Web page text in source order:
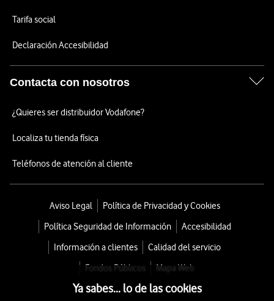
Tarifa social
Declaración Accesibilidad
Contacta con nosotros
¿Quieres ser distribuidor Vodafone?
Localiza tu tienda física
Teléfonos de atención al cliente
Aviso Legal
Política de Privacidad y Cookies
Política Seguridad de Información
Accesibilidad
Información a clientes
Calidad del servicio
Fondos Públicos
Mapa Web
Ya sabes... lo de las cookies